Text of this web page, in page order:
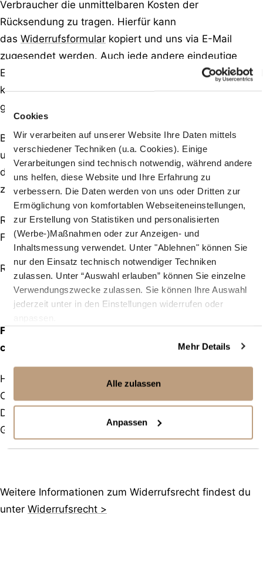
Cookies
Wir verarbeiten auf unserer Website Ihre Daten mittels
verschiedener Techniken (u.a. Cookies). Einige
Verarbeitungen sind technisch notwendig, während andere
uns helfen, diese Website und Ihre Erfahrung zu
verbessern. Die Daten werden von uns oder Dritten zur
Ermöglichung von komfortablen Webseiteneinstellungen,
zur Erstellung von Statistiken und personalisierten
(Werbe-)Maßnahmen oder zur Anzeigen- und
Inhaltsmessung verwendet. Unter "Ablehnen" können Sie
nur den Einsatz technisch notwendiger Techniken
zulassen. Unter “Auswahl erlauben” können Sie einzelne
Verwendungszwecke zulassen. Sie können Ihre Auswahl
jederzeit unter in den Einstellungen widerrufen oder
Mehr Details
Alle zulassen
Anpassen
Verbraucher die unmittelbaren Kosten der
Rücksendung zu tragen. Hierfür kann
das Widerrufsformular kopiert und uns via E-Mail
zugesendet werden. Auch jede andere eindeutige
Erklärung uns gegenüber ist ausreichend. Anschließend
kann das Paket an unseren Fulfillment-Dienstleister
gesendet werden.
Bitte kontaktiere den Kundensupport
untershop@frittenliebe.desofern es Probleme mit
deiner Lieferung gibt oder du deine Bestellung
zurückschicken möchtest.
Rücksendungen sind bitte ausschließlich an unseren
Fulfillment-Dienstleister zu senden.
Retouren bitte an:
Frittenliebe
c/o hashtag Fulfillment GmbH
Halle S.02
Otto-Hahn-Allee 37
D-50374 Erftstadt
Germany
Weitere Informationen zum Widerrufsrecht findest du
unter Widerrufsrecht >